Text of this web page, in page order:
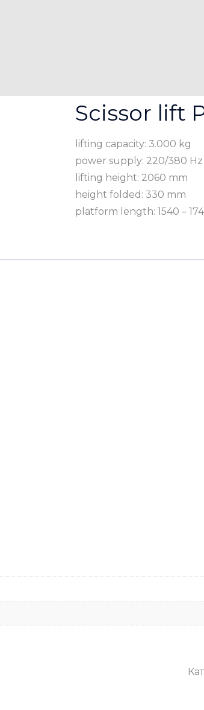
Scissor lift
lifting capacity: 3.000 kg
power supply: 220/380 Hz
lifting height: 2060 mm
height folded: 330 mm
platform length: 1540 –